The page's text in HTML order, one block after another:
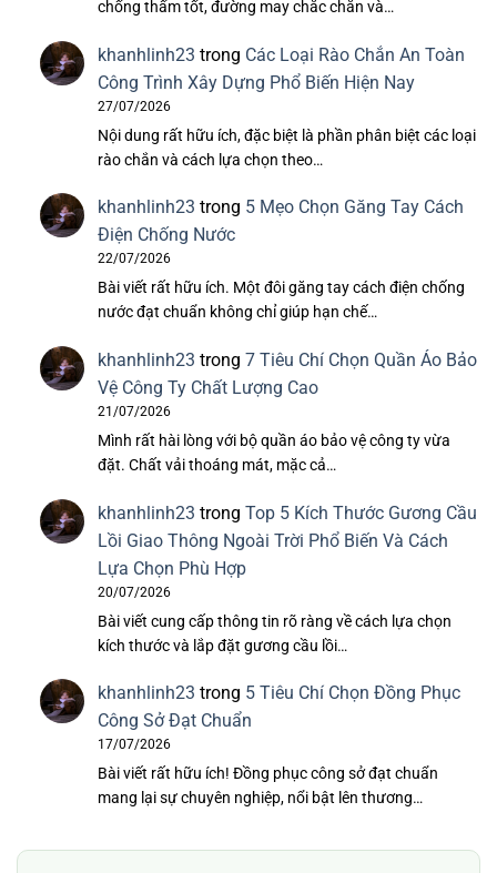
chống thấm tốt, đường may chắc chắn và…
khanhlinh23 trong Các Loại Rào Chắn An Toàn
Công Trình Xây Dựng Phổ Biến Hiện Nay
27/07/2026
Nội dung rất hữu ích, đặc biệt là phần phân biệt các loại
rào chắn và cách lựa chọn theo…
khanhlinh23 trong 5 Mẹo Chọn Găng Tay Cách
Điện Chống Nước
22/07/2026
Bài viết rất hữu ích. Một đôi găng tay cách điện chống
nước đạt chuẩn không chỉ giúp hạn chế…
khanhlinh23 trong 7 Tiêu Chí Chọn Quần Áo Bảo
Vệ Công Ty Chất Lượng Cao
21/07/2026
Mình rất hài lòng với bộ quần áo bảo vệ công ty vừa
đặt. Chất vải thoáng mát, mặc cả…
khanhlinh23 trong Top 5 Kích Thước Gương Cầu
Lồi Giao Thông Ngoài Trời Phổ Biến Và Cách
Lựa Chọn Phù Hợp
20/07/2026
Bài viết cung cấp thông tin rõ ràng về cách lựa chọn
kích thước và lắp đặt gương cầu lồi…
khanhlinh23 trong 5 Tiêu Chí Chọn Đồng Phục
Công Sở Đạt Chuẩn
17/07/2026
Bài viết rất hữu ích! Đồng phục công sở đạt chuẩn
mang lại sự chuyên nghiệp, nổi bật lên thương…